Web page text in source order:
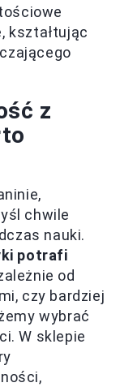
kształtując
z
chwile
nauki.
potrafi
od
czy bardziej
wybrać
W sklepie